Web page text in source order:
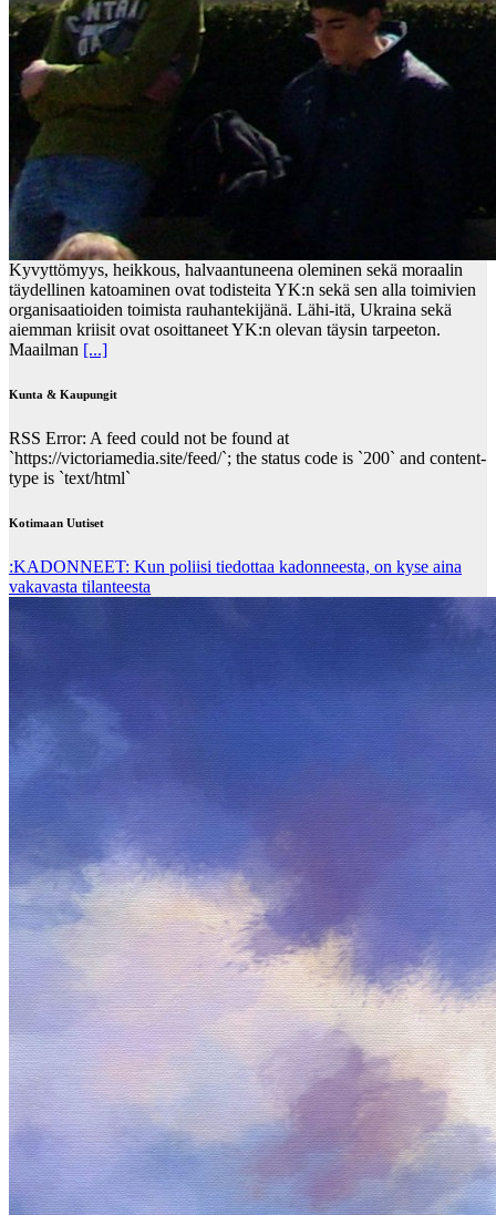
Kyvyttömyys, heikkous, halvaantuneena oleminen sekä moraalin
täydellinen katoaminen ovat todisteita YK:n sekä sen alla toimivien
organisaatioiden toimista rauhantekijänä. Lähi-itä, Ukraina sekä
aiemman kriisit ovat osoittaneet YK:n olevan täysin tarpeeton.
Maailman [...]
Kunta & Kaupungit
RSS Error: A feed could not be found at
`https://victoriamedia.site/feed/`; the status code is `200` and content-
type is `text/html`
Kotimaan Uutiset
:KADONNEET: Kun poliisi tiedottaa kadonneesta, on kyse aina
vakavasta tilanteesta